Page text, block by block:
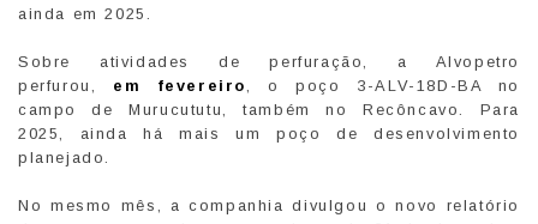
ainda em 2025.
Sobre atividades de perfuração, a Alvopetro
perfurou, em fevereiro
, o poço 3-ALV-18D-BA no
campo de Murucututu, também no Recôncavo. Para
2025, ainda há mais um poço de desenvolvimento
planejado.
No mesmo mês, a companhia divulgou o novo relatório